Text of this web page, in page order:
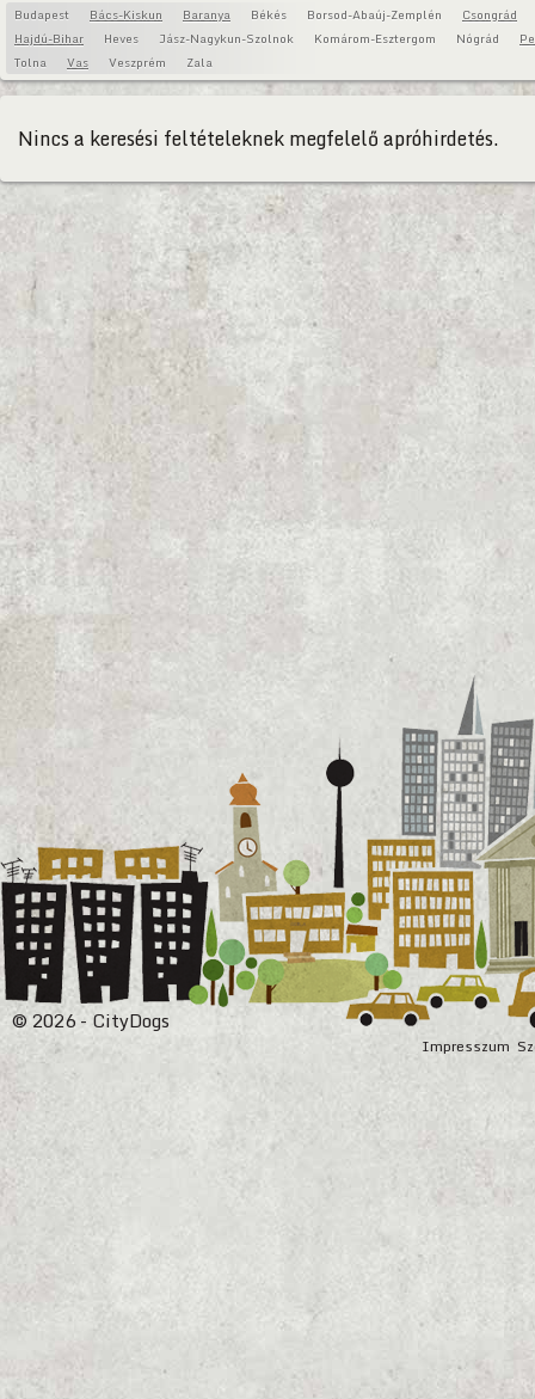
Budapest Bács-Kiskun Baranya Békés Borsod-Abaúj-Zemplén
Csongrád
Hajdú-Bihar
Heves Jász-Nagykun-Szolnok Komárom-Esztergom Nógrád
Tolna
Vas Veszprém Zala
Nincs a keresési feltételeknek megfelelő apróhirdetés.
Impresszum
© 2026 - CityDogs